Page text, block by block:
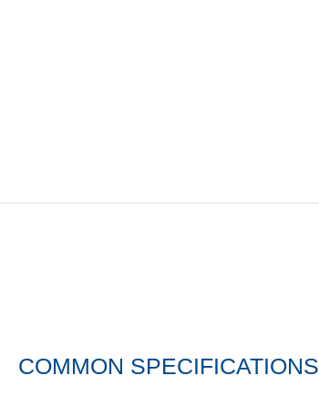
COMMON SPECIFICATIONS